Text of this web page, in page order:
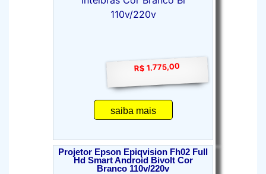
R$ 1.775,00
saiba mais
Projetor Epson Epiqvision Fh02 Full
Hd Smart Android Bivolt Cor
Branco 110v/220v